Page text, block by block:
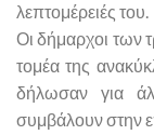
λεπτομέρειές του.
Οι δήμαρχοι των
τομέα της
δήλωσαν για
συμβάλουν στην